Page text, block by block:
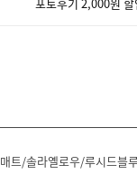
트/솔라옐로우/루시드블